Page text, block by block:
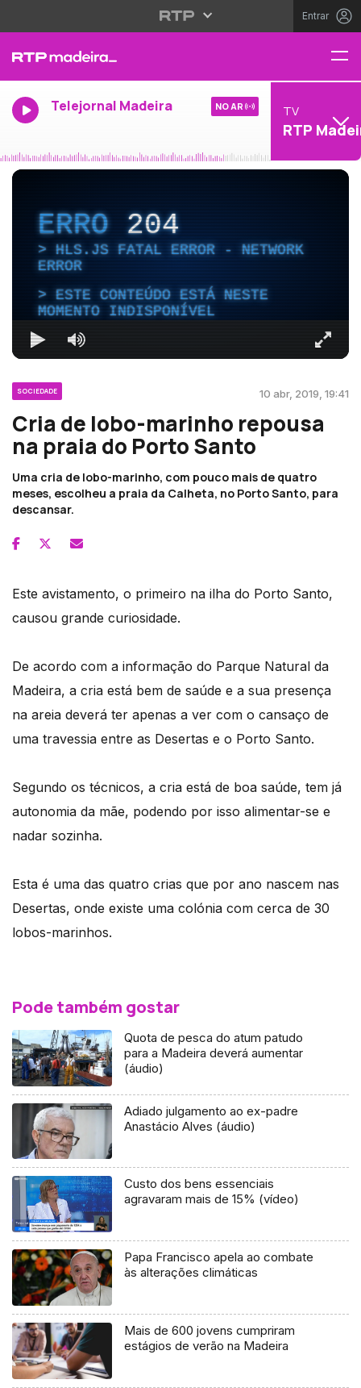
Entrar
Telejornal Madeira NO AR TV
RTP
ERRO204
HLS.JS FATAL ERROR - NETWORK
ERROR
ESTE CONTEÚDO ESTÁ NESTE
MOMENTO INDISPONÍVEL
SOCIEDADE 10 abr, 2019, 19:41
Cria de lobo-marinho repousa
na praia do Porto Santo
Uma cria de lobo-marinho, com pouco mais de quatro
meses, escolheu a praia da Calheta, no Porto Santo, para
descansar.
Este avistamento, o primeiro na ilha do Porto Santo,
causou grande curiosidade.
De acordo com a informação do Parque Natural da
Madeira, a cria está bem de saúde e a sua presença
na areia deverá ter apenas a ver com o cansaço de
uma travessia entre as Desertas e o Porto Santo.
Segundo os técnicos, a cria está de boa saúde, tem já
autonomia da mãe, podendo por isso alimentar-se e
nadar sozinha.
Esta é uma das quatro crias que por ano nascem nas
Desertas, onde existe uma colónia com cerca de 30
lobos-marinhos.
Pode também gostar
Quota de pesca do atum patudo
para a Madeira deverá aumentar
(áudio)
Adiado julgamento ao ex-padre
Anastácio Alves (áudio)
Custo dos bens essenciais
agravaram mais de 15% (vídeo)
Papa Francisco apela ao combate
às alterações climáticas
Mais de 600 jovens cumpriram
estágios de verão na Madeira